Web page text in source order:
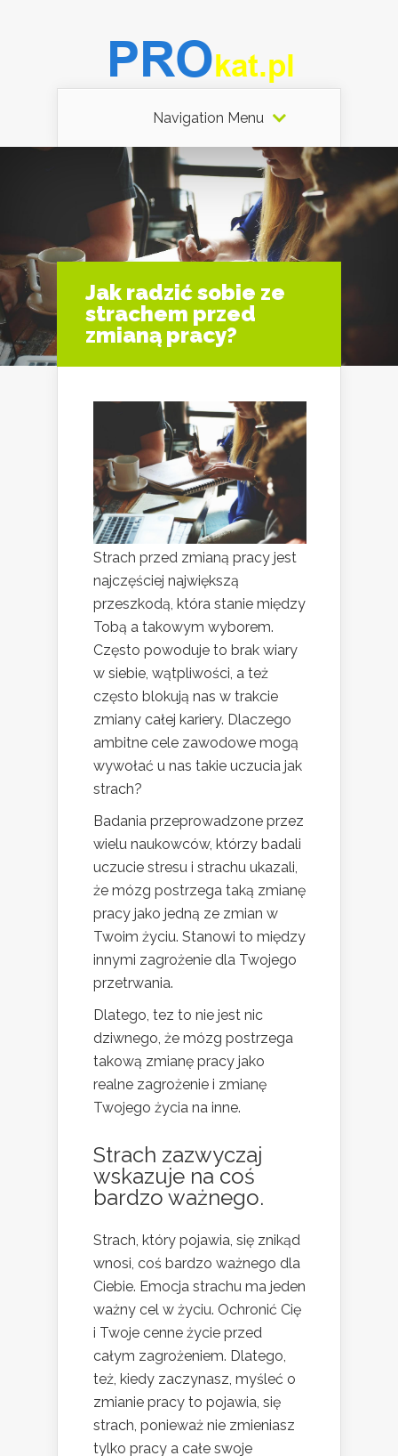
Navigation Menu
Jak radzić sobie ze
strachem przed
zmianą pracy?
Strach przed zmianą pracy jest
najczęściej największą
przeszkodą, która stanie między
Tobą a takowym wyborem.
Często powoduje to brak wiary
w siebie, wątpliwości, a też
często blokują nas w trakcie
zmiany całej kariery. Dlaczego
ambitne cele zawodowe mogą
wywołać u nas takie uczucia jak
strach?
Badania przeprowadzone przez
wielu naukowców, którzy badali
uczucie stresu i strachu ukazali,
że mózg postrzega taką zmianę
pracy jako jedną ze zmian w
Twoim życiu. Stanowi to między
innymi zagrożenie dla Twojego
przetrwania.
Dlatego, tez to nie jest nic
dziwnego, że mózg postrzega
takową zmianę pracy jako
realne zagrożenie i zmianę
Twojego życia na inne.
Strach zazwyczaj
wskazuje na coś
bardzo ważnego.
Strach, który pojawia, się znikąd
wnosi, coś bardzo ważnego dla
Ciebie. Emocja strachu ma jeden
ważny cel w życiu. Ochronić Cię
i Twoje cenne życie przed
całym zagrożeniem. Dlatego,
też, kiedy zaczynasz, myśleć o
zmianie pracy to pojawia, się
strach, ponieważ nie zmieniasz
tylko pracy a całe swoje